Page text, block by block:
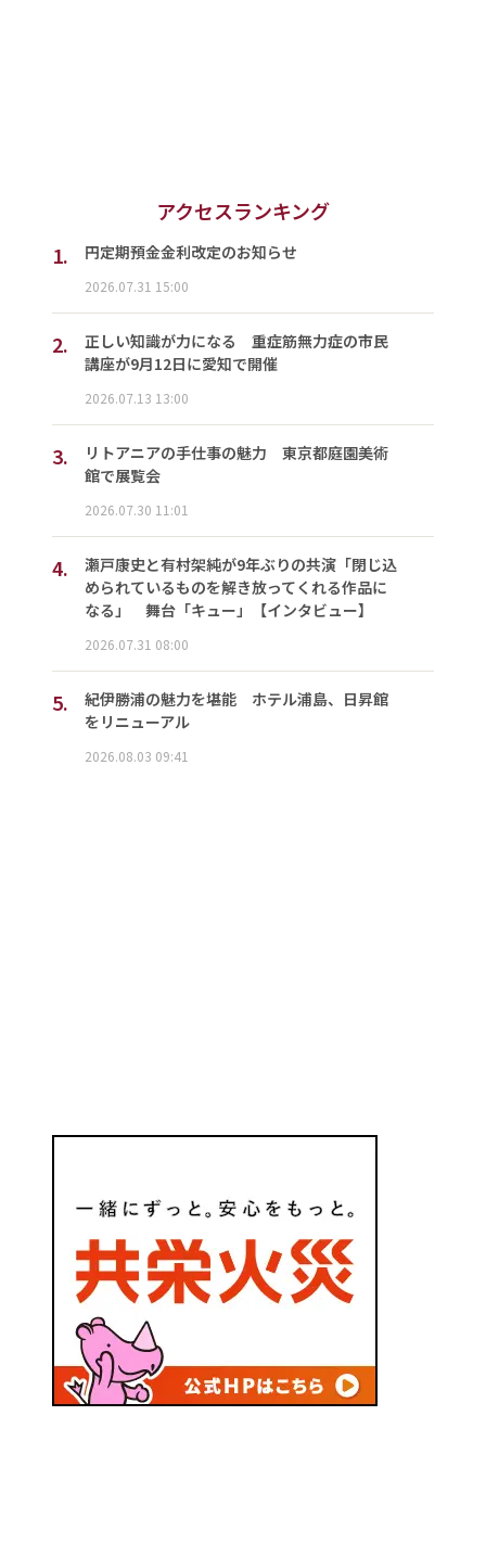
アクセスランキング
1.
円定期預金金利改定のお知らせ
2026.07.31 15:00
2.
正しい知識が力になる 重症筋無力症の市民
講座が9月12日に愛知で開催
2026.07.13 13:00
3.
リトアニアの手仕事の魅力 東京都庭園美術
館で展覧会
2026.07.30 11:01
4.
瀬戸康史と有村架純が9年ぶりの共演「閉じ込
められているものを解き放ってくれる作品に
なる」 舞台「キュー」【インタビュー】
2026.07.31 08:00
5.
紀伊勝浦の魅力を堪能 ホテル浦島、日昇館
をリニューアル
2026.08.03 09:41